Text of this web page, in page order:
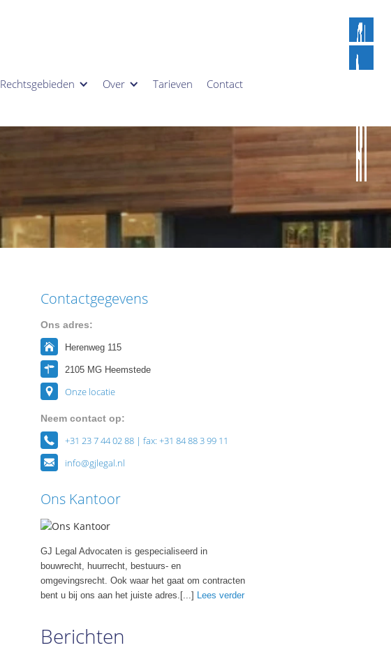
Rechtsgebieden Over Tarieven Contact
Contactgegevens
Ons adres:
Herenweg 115
2105 MG Heemstede
Onze locatie
Neem contact op:
+31 23 7 44 02 88 | fax: +31 84 88 3 99 11
info@gjlegal.nl
Ons Kantoor
GJ Legal Advocaten is gespecialiseerd in
bouwrecht, huurrecht, bestuurs- en
omgevingsrecht. Ook waar het gaat om contracten
bent u bij ons aan het juiste adres.[...] Lees verder
Berichten